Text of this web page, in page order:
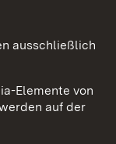
ausschließlich
Elemente von
auf der